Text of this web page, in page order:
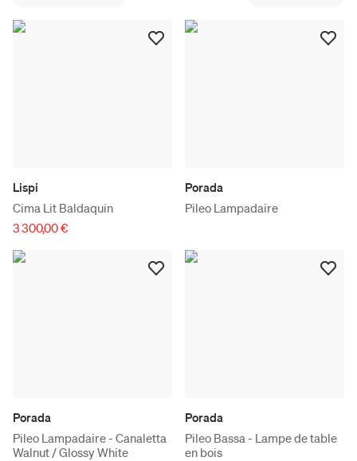
Lispi
Cima Lit Baldaquin
3 300,00 €
Porada
Pileo Lampadaire
Porada
Pileo Lampadaire - Canaletta
Walnut / Glossy White
Porada
Pileo Bassa - Lampe de table
en bois